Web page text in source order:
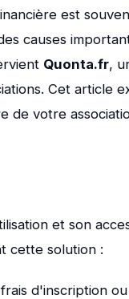
est
causes
Quonta.fr,
Cet article
de votre
et son
cette solution :
d'inscription